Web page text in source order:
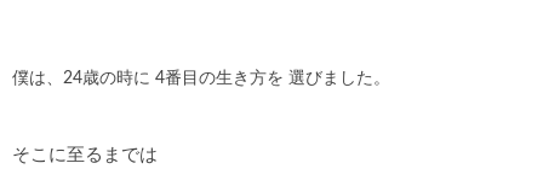
僕は、24歳の時に 4番目の生き方を 選びました。
そこに至るまでは